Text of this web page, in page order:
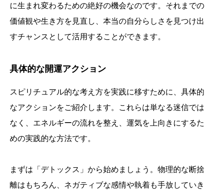
に生まれ変わるための絶好の機会なのです。それまでの
価値観や生き方を見直し、本当の自分らしさを見つけ出
すチャンスとして活用することができます。
具体的な開運アクション
スピリチュアル的な考え方を実践に移すために、具体的
なアクションをご紹介します。これらは単なる迷信では
なく、エネルギーの流れを整え、運気を上向きにするた
めの実践的な方法です。
まずは「デトックス」から始めましょう。物理的な断捨
離はもちろん、ネガティブな感情や執着も手放していき